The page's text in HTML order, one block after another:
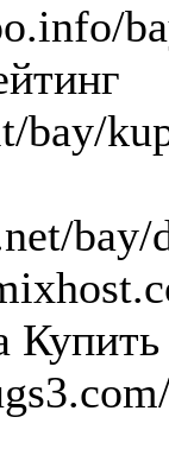
bay/
bay/
Купить